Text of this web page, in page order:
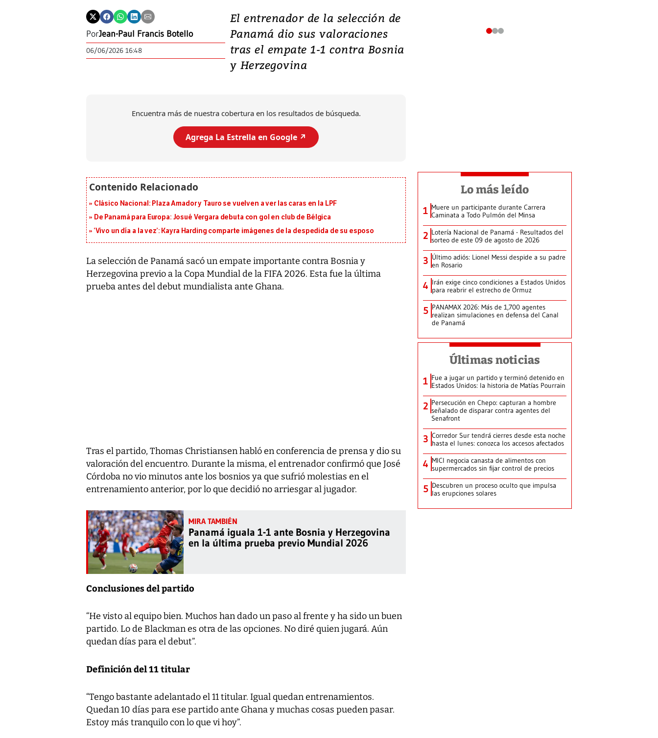
PorJean-Paul Francis Botello
06/06/2026 16:48
El entrenador de la selección de
Panamá dio sus valoraciones
tras el empate 1-1 contra Bosnia
y Herzegovina
Encuentra más de nuestra cobertura en los resultados de búsqueda.
Agrega La Estrella en Google ↗️
Clásico Nacional: Plaza Amador y Tauro se vuelven a ver las caras en la LPF
De Panamá para Europa: Josué Vergara debuta con gol en club de Bélgica
‘Vivo un día a la vez’: Kayra Harding comparte imágenes de la despedida de su esposo
La selección de Panamá sacó un empate importante contra Bosnia y
Herzegovina previo a la Copa Mundial de la FIFA 2026. Esta fue la última
prueba antes del debut mundialista ante Ghana.
Tras el partido, Thomas Christiansen habló en conferencia de prensa y dio su
valoración del encuentro. Durante la misma, el entrenador confirmó que José
Córdoba no vio minutos ante los bosnios ya que sufrió molestias en el
entrenamiento anterior, por lo que decidió no arriesgar al jugador.
Panamá iguala 1-1 ante Bosnia y Herzegovina
en la última prueba previo Mundial 2026
Conclusiones del partido
“He visto al equipo bien. Muchos han dado un paso al frente y ha sido un buen
partido. Lo de Blackman es otra de las opciones. No diré quien jugará. Aún
quedan días para el debut”.
Definición del 11 titular
“Tengo bastante adelantado el 11 titular. Igual quedan entrenamientos.
Quedan 10 días para ese partido ante Ghana y muchas cosas pueden pasar.
Estoy más tranquilo con lo que vi hoy”.
Lo más leído
1 Muere un participante durante Carrera
Caminata a Todo Pulmón del Minsa
2 Lotería Nacional de Panamá - Resultados del
sorteo de este 09 de agosto de 2026
3 Último adiós: Lionel Messi despide a su padre
en Rosario
4 Irán exige cinco condiciones a Estados Unidos
para reabrir el estrecho de Ormuz
5 PANAMAX 2026: Más de 1,700 agentes
realizan simulaciones en defensa del Canal
de Panamá
Últimas noticias
1 Fue a jugar un partido y terminó detenido en
Estados Unidos: la historia de Matías Pourrain
2 Persecución en Chepo: capturan a hombre
señalado de disparar contra agentes del
Senafront
3 Corredor Sur tendrá cierres desde esta noche
hasta el lunes: conozca los accesos afectados
4 MICI negocia canasta de alimentos con
supermercados sin fijar control de precios
5 Descubren un proceso oculto que impulsa
las erupciones solares